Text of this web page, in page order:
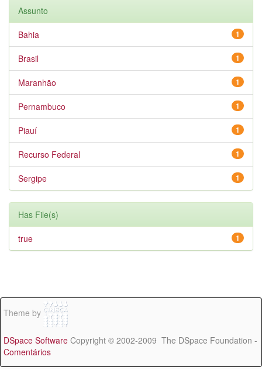
Assunto
1
Bahia
1
Brasil
1
Maranhão
1
Pernambuco
1
Piauí
1
Recurso Federal
1
Sergipe
Has File(s)
1
true
Theme by
DSpace Software Copyright © 2002-2009 The DSpace Foundation -
Comentários